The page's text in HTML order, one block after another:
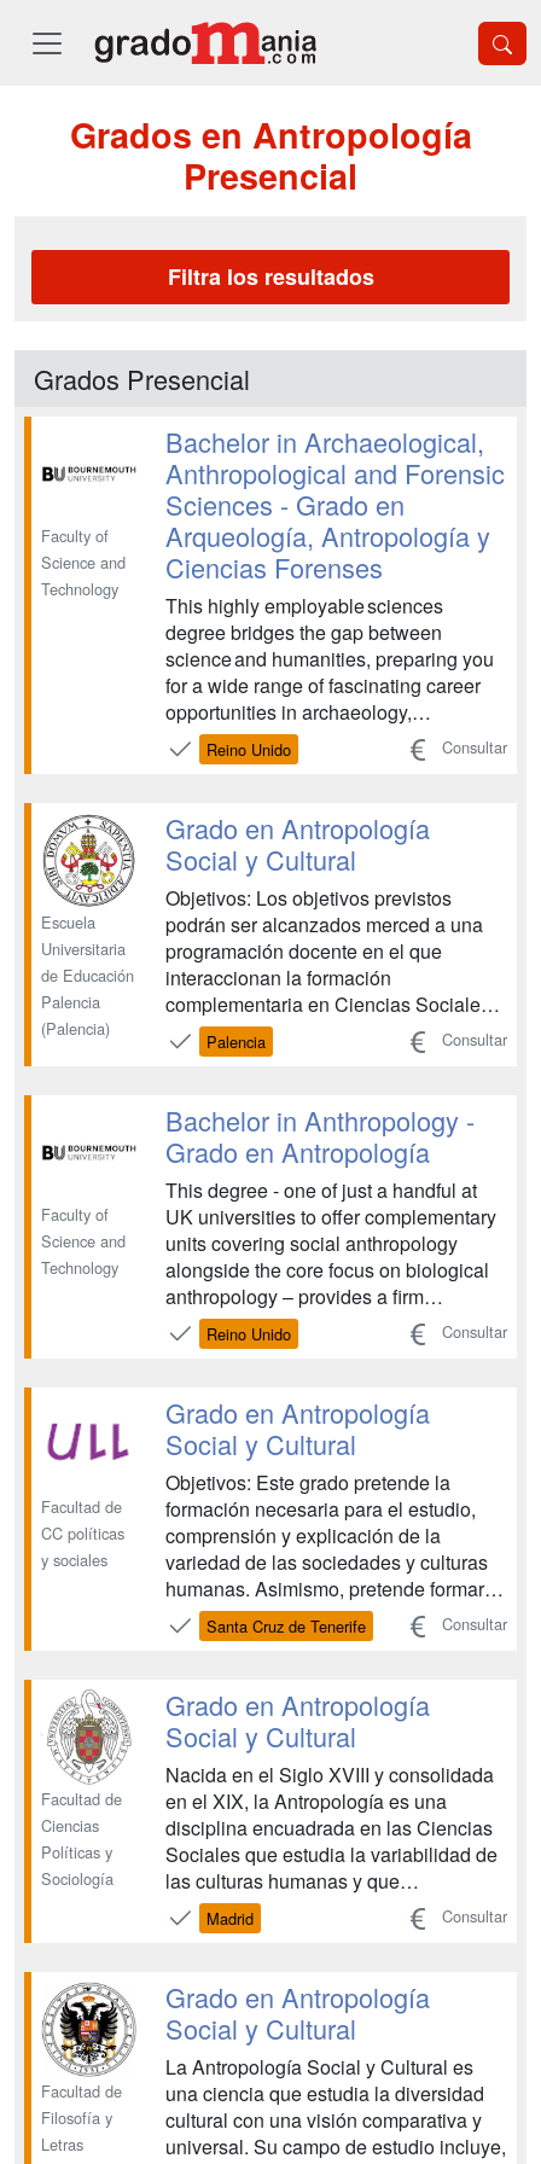
Grados en Antropología
Presencial
Filtra los resultados
Grados Presencial
Faculty of
Science and
Technology
Bachelor in Archaeological,
Anthropological and Forensic
Sciences - Grado en
Arqueología, Antropología y
Ciencias Forenses
This highly employable sciences
degree bridges the gap between
science and humanities, preparing you
for a wide range of fascinating career
opportunities in archaeology,
anthropology, forensic investigation and
Reino Unido Consultar
Escuela
Universitaria
de Educación
Palencia
(Palencia)
Grado en Antropología
Social y Cultural
Objetivos: Los objetivos previstos
podrán ser alcanzados merced a una
programación docente en el que
interaccionan la formación
complementaria en Ciencias Sociales,
la profundización en la formación
básica en Antropología, tanto en los
en líneas de trabajo e investigación que
pueden considerarse novedosas y en
expansión;...
Palencia Consultar
Faculty of
Science and
Technology
Bachelor in Anthropology -
Grado en Antropología
This degree - one of just a handful at
UK universities to offer complementary
units covering social anthropology
alongside the core focus on biological
anthropology – provides a firm
foundation for understanding how
societies work....
Reino Unido Consultar
Facultad de
CC políticas
y sociales
Grado en Antropología
Social y Cultural
Objetivos: Este grado pretende la
formación necesaria para el estudio,
comprensión y explicación de la
variedad de las sociedades y culturas
humanas. Asimismo, pretende formar
profesionales para el análisis y el
trabajo en dicha diversidad cultural El
conocimiento antropológico, así como
entrenar al estudiante en la aplicac...
Santa Cruz de Tenerife Consultar
Facultad de
Ciencias
Políticas y
Sociología
Grado en Antropología
Social y Cultural
Nacida en el Siglo XVIII y consolidada
en el XIX, la Antropología es una
disciplina encuadrada en las Ciencias
Sociales que estudia la variabilidad de
las culturas humanas y que
actualmente cuenta con una fuerte
implantación en las universidades más
Latina y Europa. La Antropología Social
y Cultural es una...
Madrid Consultar
Facultad de
Filosofía y
Letras
Grado en Antropología
Social y Cultural
La Antropología Social y Cultural es
una ciencia que estudia la diversidad
cultural con una visión comparativa y
universal. Su campo de estudio incluye,